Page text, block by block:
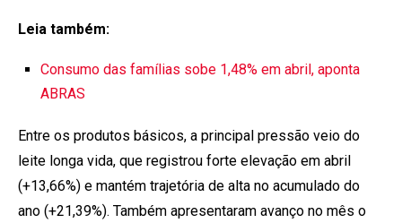
Leia também:
Consumo das famílias sobe 1,48% em abril, aponta
ABRAS
Entre os produtos básicos, a principal pressão veio do
leite longa vida, que registrou forte elevação em abril
(+13,66%) e mantém trajetória de alta no acumulado do
ano (+21,39%). Também apresentaram avanço no mês o